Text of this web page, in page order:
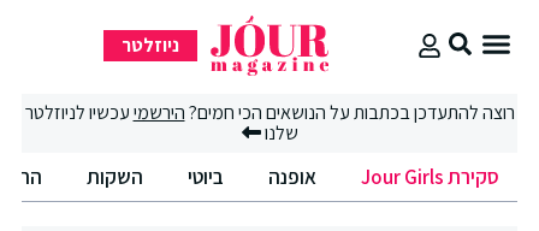
ניוזלטר
רוצה להתעדכן בכתבות על הנושאים הכי חמים?הירשמיעכשיו לניוזלטר
שלנו
סקירת Jour Girls אופנה ביוטי השקות החיים